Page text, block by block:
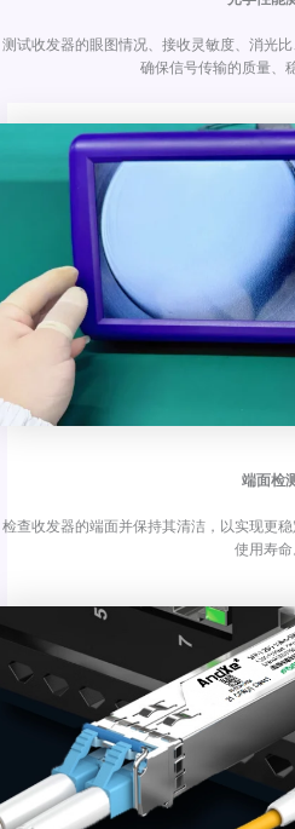
测试收发器的眼图情况、接收灵敏度、消光
确保信号传输的质量、
端面检
检查收发器的端面并保持其清洁，以实现更
使用寿命